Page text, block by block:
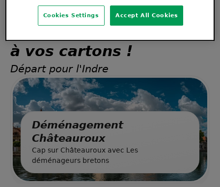
Trouver mon agence
à vos cartons !
Départ pour l'Indre
Déménagement
Châteauroux
Cap sur Châteauroux avec Les
déménageurs bretons
Accept All Cookies
Cookies Settings